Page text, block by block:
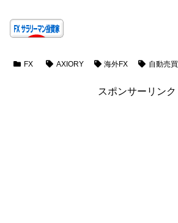
FX AXIORY 海外FX 自動売買
スポンサーリンク